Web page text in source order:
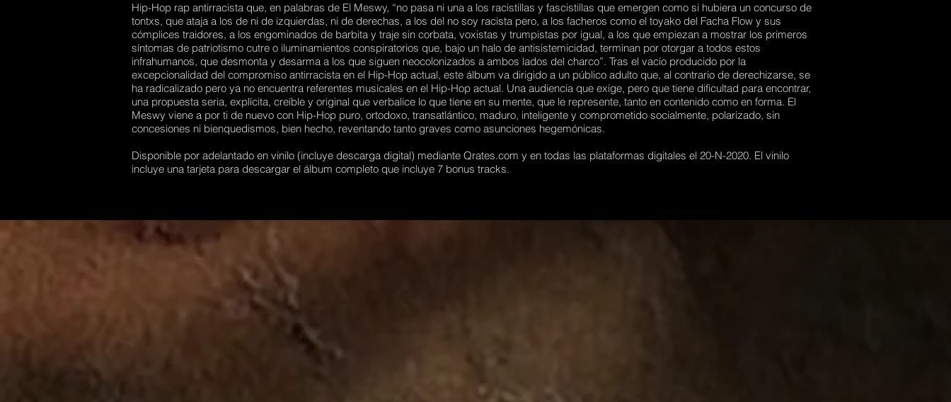
Hip-Hop rap antirracista que, en palabras de El Meswy, “no pasa ni una a los racistillas y fascistillas que emergen como si hubiera un concurso de
tontxs, que ataja a los de ni de izquierdas, ni de derechas, a los del no soy racista pero, a los facheros como el toyako del Facha Flow y sus
cómplices traidores, a los engominados de barbita y traje sin corbata, voxistas y trumpistas por igual, a los que empiezan a mostrar los primeros
síntomas de patriotismo cutre o iluminamientos conspiratorios que, bajo un halo de antisistemicidad, terminan por otorgar a todos estos
infrahumanos, que desmonta y desarma a los que siguen neocolonizados a ambos lados del charco”. Tras el vacío producido por la
excepcionalidad del compromiso antirracista en el Hip-Hop actual, este álbum va dirigido a un público adulto que, al contrario de derechizarse, se
ha radicalizado pero ya no encuentra referentes musicales en el Hip-Hop actual. Una audiencia que exige, pero que tiene dificultad para encontrar,
una propuesta seria, explícita, creíble y original que verbalice lo que tiene en su mente, que le represente, tanto en contenido como en forma. El
Meswy viene a por ti de nuevo con Hip-Hop puro, ortodoxo, transatlántico, maduro, inteligente y comprometido socialmente, polarizado, sin
concesiones ni bienquedismos, bien hecho, reventando tanto graves como asunciones hegemónicas.
Disponible por adelantado en vinilo (incluye descarga digital) mediante Qrates.com y en todas las plataformas digitales el 20-N-2020. El vinilo
incluye una tarjeta para descargar el álbum completo que incluye 7 bonus tracks.